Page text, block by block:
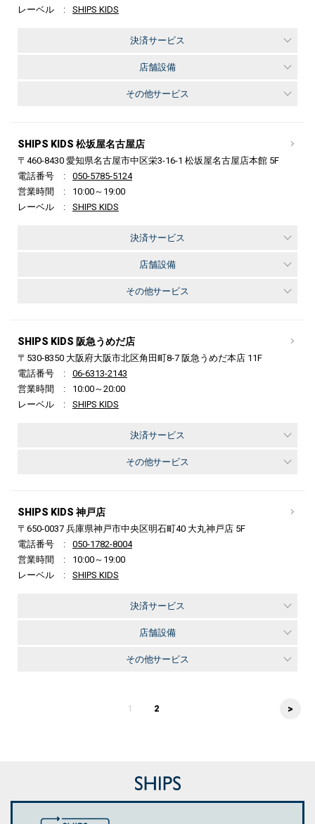
レーベル
SHIPS KIDS
決済サービス
店舗設備
その他サービス
SHIPS KIDS 松坂屋名古屋店
〒460-8430 愛知県名古屋市中区栄3-16-1 松坂屋名古屋店本館 5F
電話番号
050-5785-5124
営業時間
10:00～19:00
レーベル
SHIPS KIDS
決済サービス
店舗設備
その他サービス
SHIPS KIDS 阪急うめだ店
〒530-8350 大阪府大阪市北区角田町8-7 阪急うめだ本店 11F
電話番号
06-6313-2143
営業時間
10:00～20:00
レーベル
SHIPS KIDS
決済サービス
その他サービス
SHIPS KIDS 神戸店
〒650-0037 兵庫県神戸市中央区明石町40 大丸神戸店 5F
電話番号
050-1782-8004
営業時間
10:00～19:00
レーベル
SHIPS KIDS
決済サービス
店舗設備
その他サービス
1 2 >